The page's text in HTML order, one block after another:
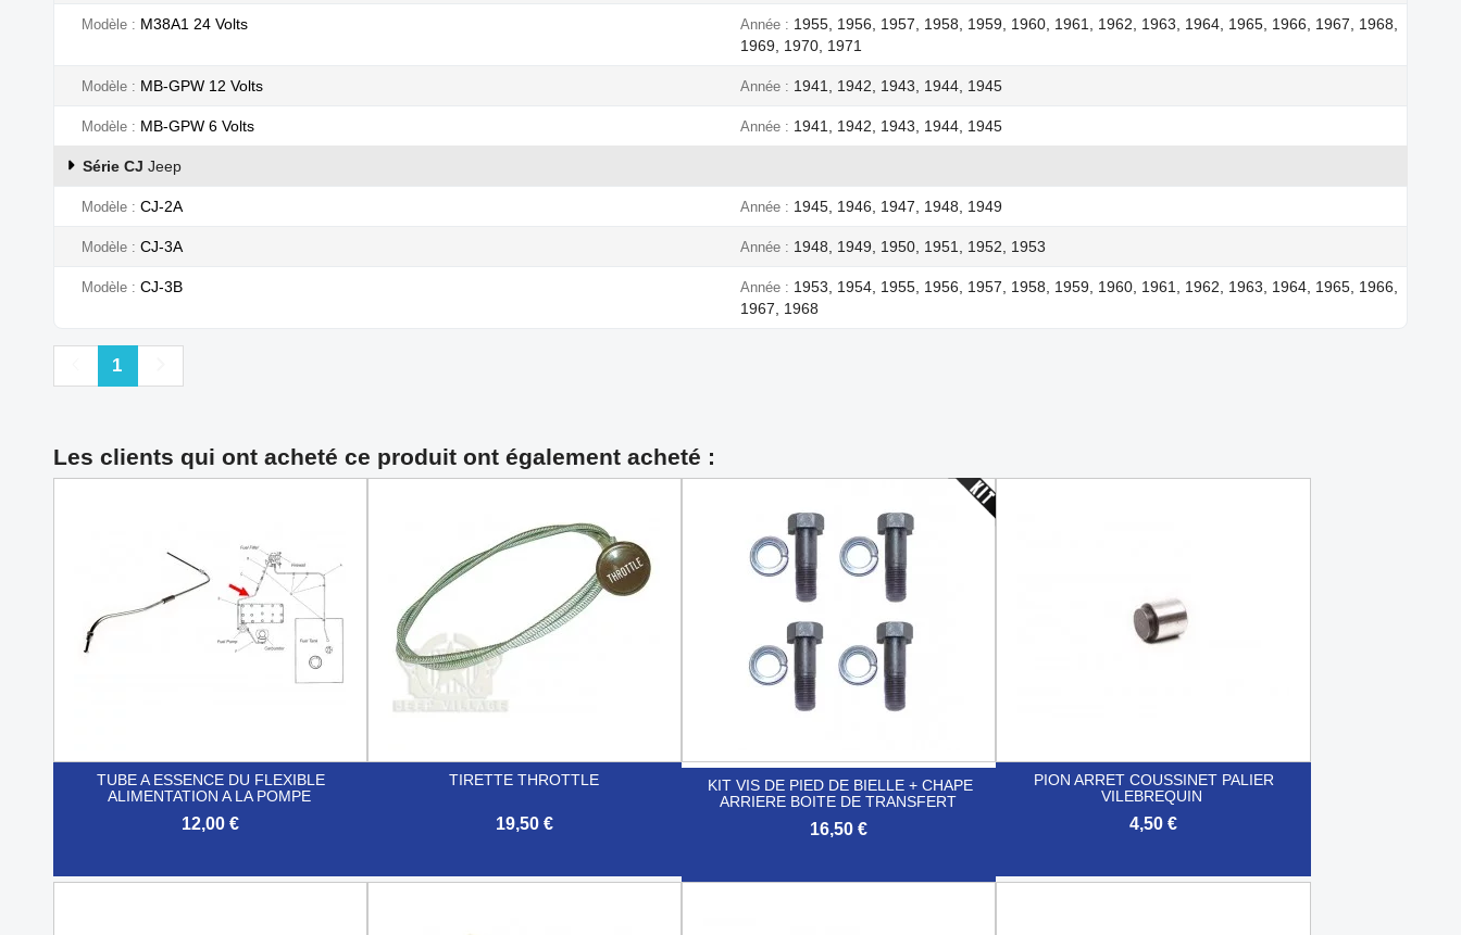
Modèle M38A1 24 Volts Année
1955, 1956, 1957, 1958, 1959, 1960, 1961, 1962, 1963, 1964, 1965, 1966, 1967, 1968,
1969, 1970, 1971
Modèle MB-GPW 12 Volts Année 1941, 1942, 1943, 1944, 1945
Modèle MB-GPW 6 Volts Année 1941, 1942, 1943, 1944, 1945
Série CJ Jeep
Modèle CJ-2A Année 1945, 1946, 1947, 1948, 1949
Modèle CJ-3A Année 1948, 1949, 1950, 1951, 1952, 1953
Modèle CJ-3B Année
1953, 1954, 1955, 1956, 1957, 1958, 1959, 1960, 1961, 1962, 1963, 1964, 1965, 1966,
1967, 1968
Précédent
1
Les clients qui ont acheté ce produit ont également acheté :
TUBE A ESSENCE DU FLEXIBLE
ALIMENTATION A LA POMPE
12,00 €
TIRETTE THROTTLE
19,50 €
KIT VIS DE PIED DE BIELLE + CHAPE
ARRIERE BOITE DE TRANSFERT
16,50 €
PION ARRET COUSSINET PALIER
VILEBREQUIN
4,50 €